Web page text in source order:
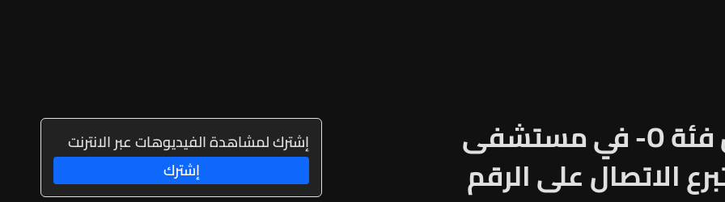
مريض بحاجة إلى دم من فئة O- في مستشفى
الاتصال على الرقم
إشترك لمشاهدة الفيديوهات عبر الانترنت
إشترك